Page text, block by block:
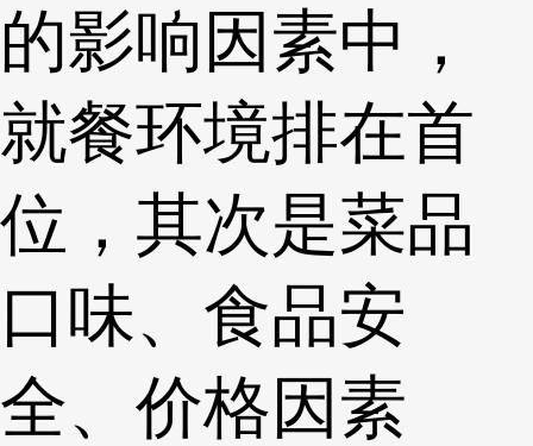
的影响因素中，
就餐环境排在首
位，其次是菜品
口味、食品安
全、价格因素